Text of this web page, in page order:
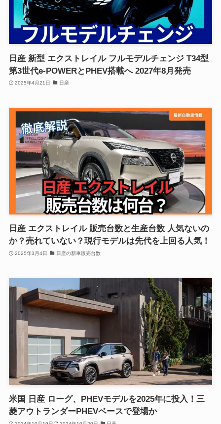
日産 新型 エクストレイル フルモデルチェンジ T34型
第3世代e-POWERとPHEV搭載へ 2027年8月発売
2025年4月21日 日産
日産 エクストレイル 販売台数と生産台数 人気ないの
か？売れていない？現行モデルは先代を上回る人気！
2025年3月4日 日産の新車販売台数
米国 日産 ローグ、PHEVモデルを2025年に投入！三
菱アウトランダーPHEVベースで登場か